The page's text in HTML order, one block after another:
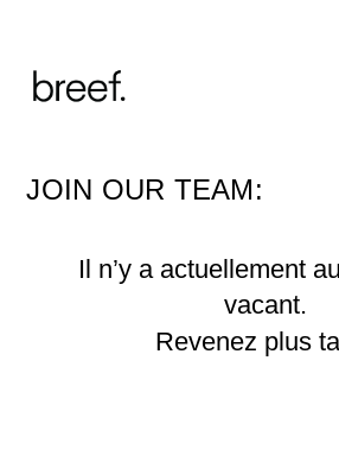
JOIN OUR TEAM:
Il n’y a actuellement
vacant.
Revenez plus